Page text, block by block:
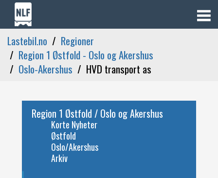
Lastebil.no
Regioner
Region 1 Østfold - Oslo og Akershus
Oslo-Akershus
HVD transport as
Region 1 Østfold / Oslo og Akershus
Korte Nyheter
Østfold
Oslo/Akershus
Arkiv